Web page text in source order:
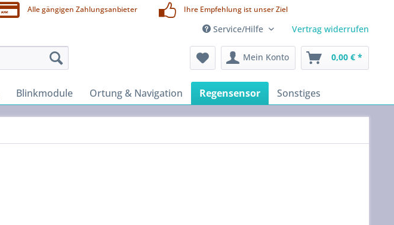
Alle gängigen Zahlungsanbieter Ihre Empfehlung ist unser Ziel
Service/Hilfe Vertrag widerrufen
Mein Konto 0,00 € *
Blinkmodule Ortung & Navigation Regensensor Sonstiges